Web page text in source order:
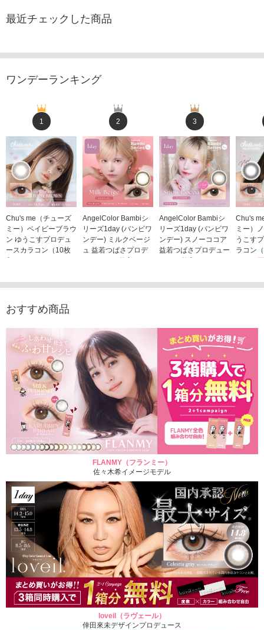
最近チェックした商品
ワンデーランキング
1
Chu's me（チューズ
ミー）ベイビーブラウ
ン ゆうこすプロデュ
ースカラコン（10枚
入り）
2
AngelColor Bambiシ
リーズ1day (バンビワ
ンデー) ミルクベージ
ュ 益若つばさプロデ
ュース（10枚入り）
3
AngelColor Bambiシ
リーズ1day (バンビワ
ンデー) スノーココア
益若つばさプロデュー
ス（10枚入り）
Chu's
ミー）
うこす
ラコン
おすすめ商品
FLANMY（フランミー）
佐々木希イメージモデル
loveil（ラヴェール）
倖田來未デザインプロデュース